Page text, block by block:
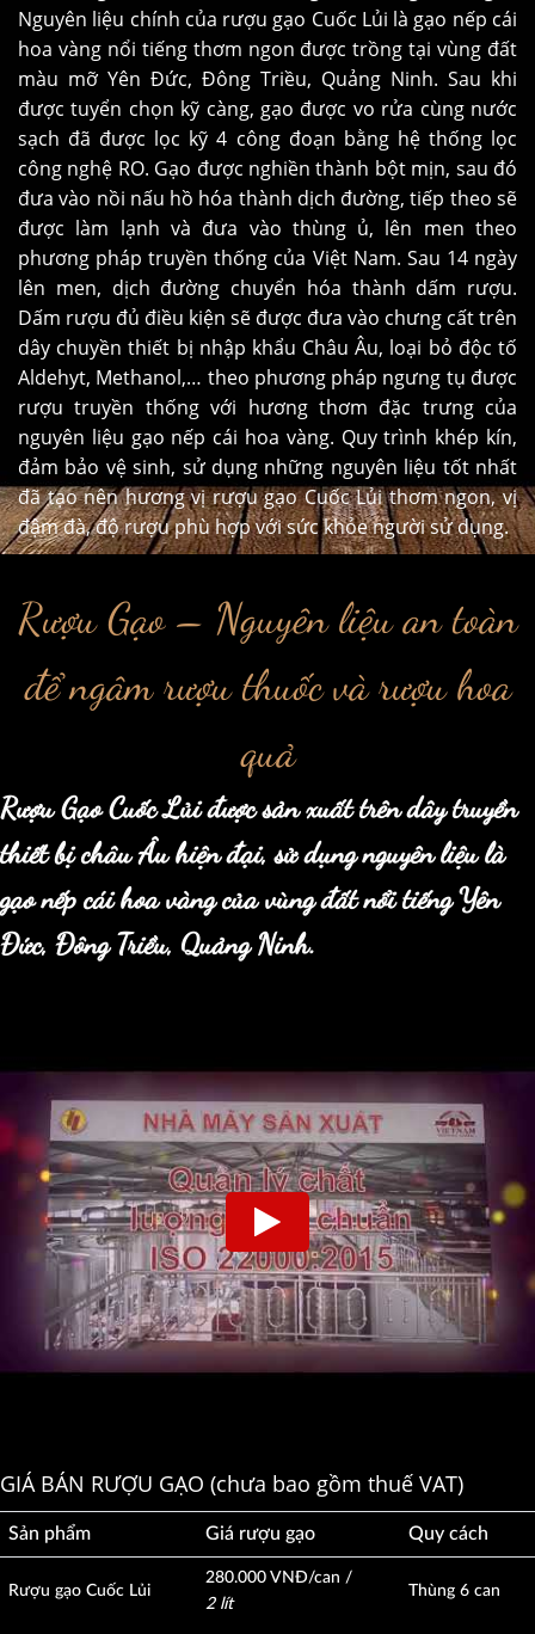
Nguyên liệu chính của rượu gạo Cuốc Lủi là gạo nếp cái
hoa vàng nổi tiếng thơm ngon được trồng tại vùng đất
màu mỡ Yên Đức, Đông Triều, Quảng Ninh. Sau khi
được tuyển chọn kỹ càng, gạo được vo rửa cùng nước
sạch đã được lọc kỹ 4 công đoạn bằng hệ thống lọc
công nghệ RO. Gạo được nghiền thành bột mịn, sau đó
đưa vào nồi nấu hồ hóa thành dịch đường, tiếp theo sẽ
được làm lạnh và đưa vào thùng ủ, lên men theo
phương pháp truyền thống của Việt Nam. Sau 14 ngày
lên men, dịch đường chuyển hóa thành dấm rượu.
Dấm rượu đủ điều kiện sẽ được đưa vào chưng cất trên
dây chuyền thiết bị nhập khẩu Châu Âu, loại bỏ độc tố
Aldehyt, Methanol,… theo phương pháp ngưng tụ được
rượu truyền thống với hương thơm đặc trưng của
nguyên liệu gạo nếp cái hoa vàng. Quy trình khép kín,
đảm bảo vệ sinh, sử dụng những nguyên liệu tốt nhất
đã tạo nên hương vị rượu gạo Cuốc Lủi thơm ngon, vị
đậm đà, độ rượu phù hợp với sức khỏe người sử dụng.
Rượu Gạo – Nguyên liệu an toàn
để ngâm rượu thuốc và rượu hoa
quả
Rượu Gạo Cuốc Lủi được sản xuất trên dây truyền
thiết bị châu Âu hiện đại, sử dụng nguyên liệu là
gạo nếp cái hoa vàng của vùng đất nổi tiếng Yên
Đức, Đông Triều, Quảng Ninh.
GIÁ BÁN RƯỢU GẠO (chưa bao gồm thuế VAT)
Sản phẩm Giá rượu gạo Quy cách
Rượu gạo Cuốc Lủi
280.000 VNĐ/can /
2 lít
Thùng 6 can